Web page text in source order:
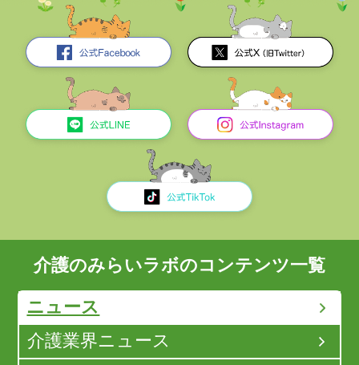
介護のみらいラボのコンテンツ一覧
ニュース
介護業界ニュース